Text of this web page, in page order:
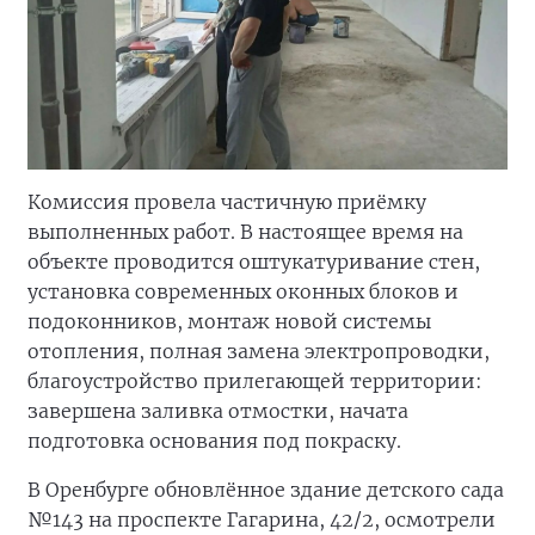
Комиссия провела частичную приёмку
выполненных работ. В настоящее время на
объекте проводится оштукатуривание стен,
установка современных оконных блоков и
подоконников, монтаж новой системы
отопления, полная замена электропроводки,
благоустройство прилегающей территории:
завершена заливка отмостки, начата
подготовка основания под покраску.
В Оренбурге обновлённое здание детского сада
№143 на проспекте Гагарина, 42/2, осмотрели